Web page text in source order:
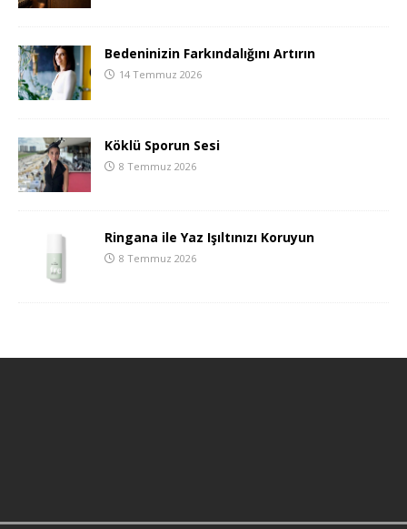
Bedeninizin Farkındalığını Artırın
14 Temmuz 2026
Köklü Sporun Sesi
8 Temmuz 2026
Ringana ile Yaz Işıltınızı Koruyun
8 Temmuz 2026